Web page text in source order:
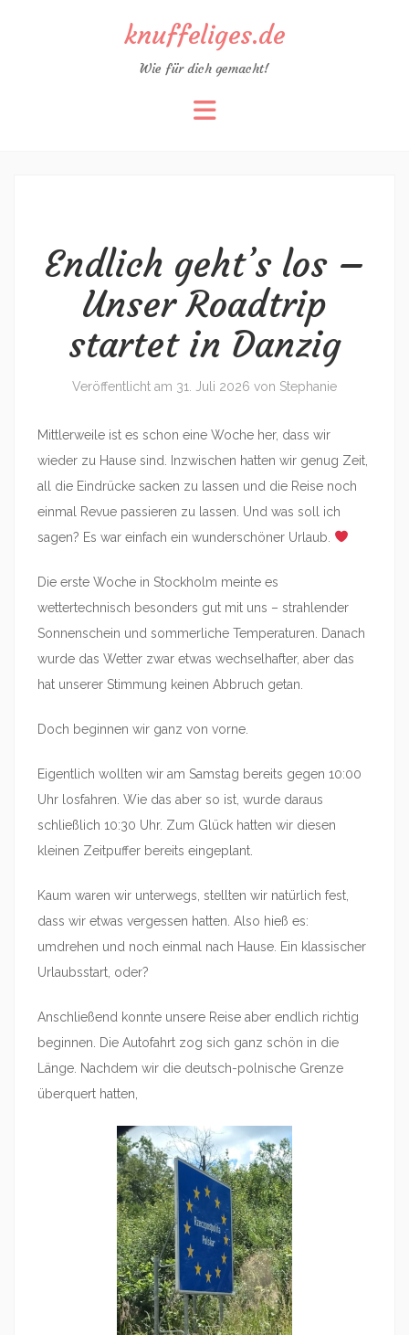
knuffeliges.de
Wie für dich gemacht!
Endlich geht’s los –
Unser Roadtrip
startet in Danzig
Veröffentlicht am 31. Juli 2026 von Stephanie
Mittlerweile ist es schon eine Woche her, dass wir
wieder zu Hause sind. Inzwischen hatten wir genug Zeit,
all die Eindrücke sacken zu lassen und die Reise noch
einmal Revue passieren zu lassen. Und was soll ich
sagen? Es war einfach ein wunderschöner Urlaub.
Die erste Woche in Stockholm meinte es
wettertechnisch besonders gut mit uns – strahlender
Sonnenschein und sommerliche Temperaturen. Danach
wurde das Wetter zwar etwas wechselhafter, aber das
hat unserer Stimmung keinen Abbruch getan.
Doch beginnen wir ganz von vorne.
Eigentlich wollten wir am Samstag bereits gegen 10:00
Uhr losfahren. Wie das aber so ist, wurde daraus
schließlich 10:30 Uhr. Zum Glück hatten wir diesen
kleinen Zeitpuffer bereits eingeplant.
Kaum waren wir unterwegs, stellten wir natürlich fest,
dass wir etwas vergessen hatten. Also hieß es:
umdrehen und noch einmal nach Hause. Ein klassischer
Urlaubsstart, oder?
Anschließend konnte unsere Reise aber endlich richtig
beginnen. Die Autofahrt zog sich ganz schön in die
Länge. Nachdem wir die deutsch-polnische Grenze
überquert hatten,